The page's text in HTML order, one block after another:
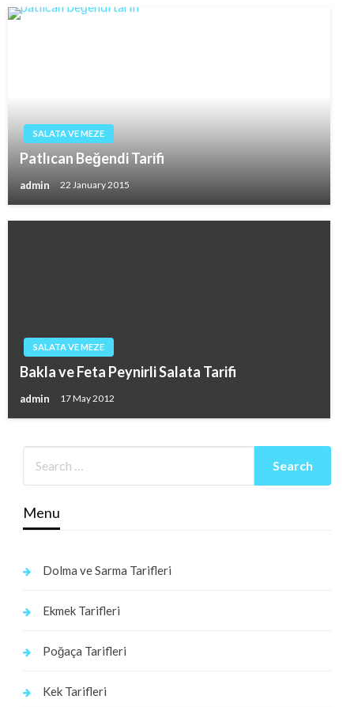
SALATA VE MEZE
Patlıcan Beğendi Tarifi
admin 22 January 2015
SALATA VE MEZE
Bakla ve Feta Peynirli Salata Tarifi
admin 17 May 2012
Menu
Dolma ve Sarma Tarifleri
Ekmek Tarifleri
Poğaça Tarifleri
Kek Tarifleri